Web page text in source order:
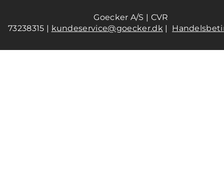
Goecker A/S | CVR
73238315 | kundeservice@goecker.dk|